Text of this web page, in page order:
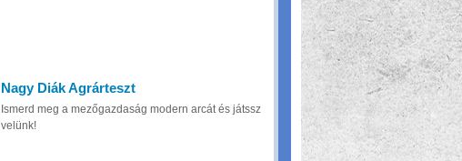
Nagy Diák Agrárteszt
Ismerd meg a mezőgazdaság modern arcát és játssz
velünk!